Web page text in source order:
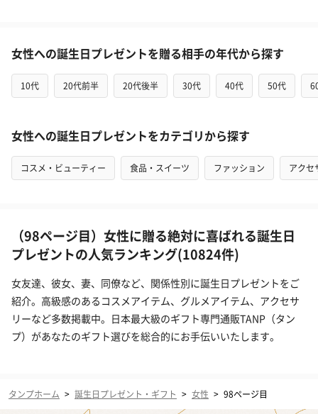
女性への誕生日プレゼントを贈る相手の年代から探す
10代 20代前半 20代後半 30代 40代 50代
女性への誕生日プレゼントをカテゴリから探す
コスメ・ビューティー 食品・スイーツ ファッション アクセ
（98ページ目）女性に贈る絶対に喜ばれる誕生日
プレゼントの人気ランキング(10824件)
女友達、彼女、妻、同僚など、関係性別に誕生日プレゼントをご
紹介。高級感のあるコスメアイテム、グルメアイテム、アクセサ
リーなど多数掲載中。日本最大級のギフト専門通販TANP（タン
プ）があなたのギフト選びを総合的にお手伝いいたします。
タンプホーム > 誕生日プレゼント・ギフト > 女性 > 98ページ目